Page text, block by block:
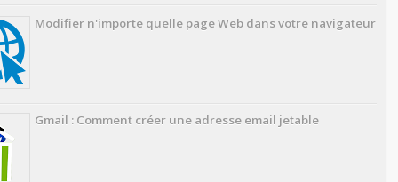
Modifier n'importe quelle page Web dans votre navigateur
Gmail : Comment créer une adresse email jetable